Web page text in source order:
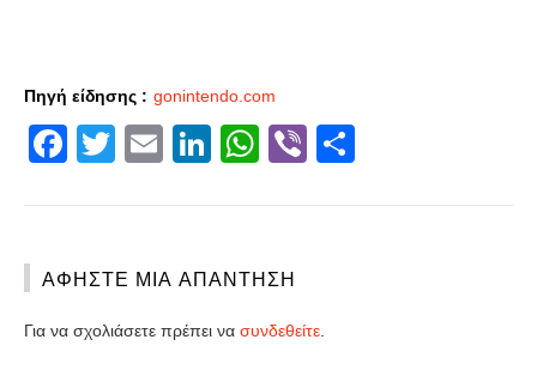
Πηγή είδησης : gonintendo.com
Facebook
Twitter
EmailLinkedIn
WhatsApp
Viber
ΑΦΉΣΤΕ ΜΙΑ ΑΠΆΝΤΗΣΗ
Για να σχολιάσετε πρέπει να συνδεθείτε